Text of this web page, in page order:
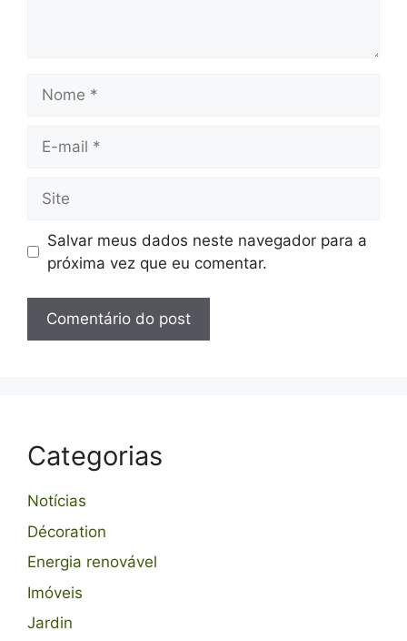
mail
Salvar meus dados neste navegador para a
próxima vez que eu comentar.
Categorias
Notícias
Décoration
Energia renovável
Imóveis
Jardin